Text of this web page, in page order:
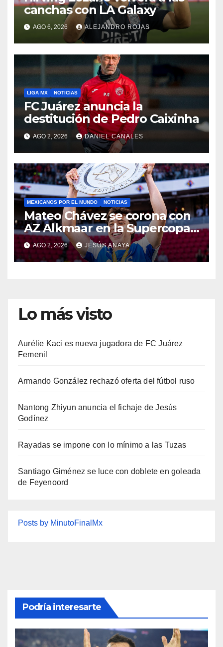
canchas con LA Galaxy
AGO 6, 2026 ALEJANDRO ROJAS
LIGA MX NOTICIAS
FC Juárez anuncia la
destitución de Pedro Caixinha
AGO 2, 2026 DANIEL CANALES
MEXICANOS POR EL MUNDO NOTICIAS
Mateo Chávez se corona con
AZ Alkmaar en la Supercopa
de Países Bajos
AGO 2, 2026 JESÚS ANAYA
Lo más visto
Aurélie Kaci es nueva jugadora de FC Juárez
Femenil
Armando González rechazó oferta del fútbol ruso
Nantong Zhiyun anuncia el fichaje de Jesús
Godínez
Rayadas se impone con lo mínimo a las Tuzas
Santiago Giménez se luce con doblete en goleada
de Feyenoord
Posts by MinutoFinalMx
Podría interesarte